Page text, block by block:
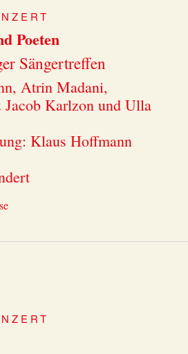
Poeten
Sängertreffen
Atrin Madani,
Karlzon und Ulla
Klaus Hoffmann